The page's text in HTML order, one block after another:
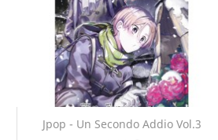
Jpop - Un Secondo Addio Vol.3